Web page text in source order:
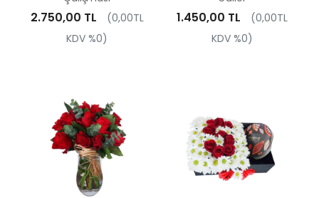
2.750,00 TL
(0,00TL
KDV %0)
1.450,00 TL
(0,00TL
KDV %0)